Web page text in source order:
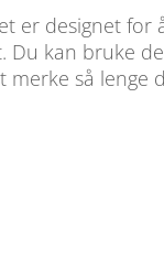
er designet for
Du kan bruke
merke så lenge